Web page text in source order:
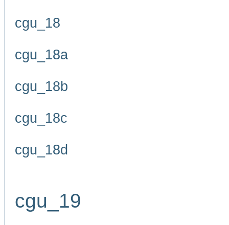
cgu_18
cgu_18a
cgu_18b
cgu_18c
cgu_18d
cgu_19